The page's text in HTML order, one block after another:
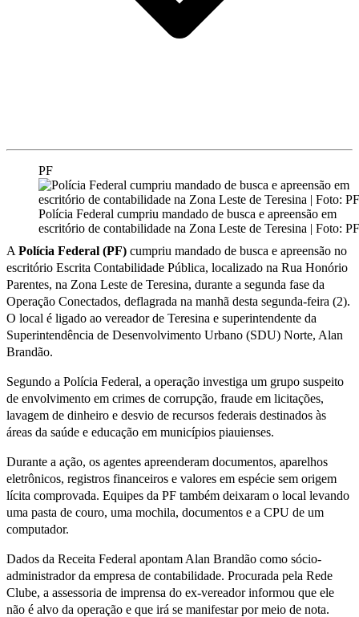
PF
Polícia Federal cumpriu mandado de busca e apreensão em
escritório de contabilidade na Zona Leste de Teresina | Foto: PF
A Polícia Federal (PF) cumpriu mandado de busca e apreensão no
escritório Escrita Contabilidade Pública, localizado na Rua Honório
Parentes, na Zona Leste de Teresina, durante a segunda fase da
Operação Conectados, deflagrada na manhã desta segunda-feira (2).
O local é ligado ao vereador de Teresina e superintendente da
Superintendência de Desenvolvimento Urbano (SDU) Norte, Alan
Brandão.
Segundo a Polícia Federal, a operação investiga um grupo suspeito
de envolvimento em crimes de corrupção, fraude em licitações,
lavagem de dinheiro e desvio de recursos federais destinados às
áreas da saúde e educação em municípios piauienses.
Durante a ação, os agentes apreenderam documentos, aparelhos
eletrônicos, registros financeiros e valores em espécie sem origem
lícita comprovada. Equipes da PF também deixaram o local levando
uma pasta de couro, uma mochila, documentos e a CPU de um
computador.
Dados da Receita Federal apontam Alan Brandão como sócio-
administrador da empresa de contabilidade. Procurada pela Rede
Clube, a assessoria de imprensa do ex-vereador informou que ele
não é alvo da operação e que irá se manifestar por meio de nota.